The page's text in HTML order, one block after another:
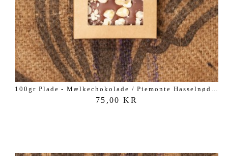
75,00 KR